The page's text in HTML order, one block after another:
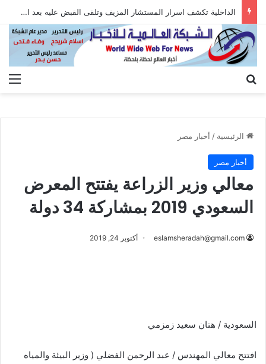
الداخلية تكشف اسرار المستشار المزيف وتلقى القبض عليه بعد الاستيلاء على أموال المواطنين
الرئيسية / أخبار مصر
أخبار مصر
معالي وزير الزراعة يفتتح المعرض
السعودي 2019 بمشاركة 34 دولة
eslamsheradah@gmail.com أكتوبر 24, 2019
السعودية / هتان سعيد زمزمي
افتتح معالي المهندس / عبد الرحمن الفضلي ( وزير البيئة والمياه